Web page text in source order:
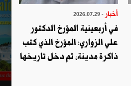
أخبار - 2026.07.29
في أربعينية المؤرخ الدكتور
علي الزواري: المؤرخ الذي كتب
ذاكرة مدينة، ثم دخل تاريخها